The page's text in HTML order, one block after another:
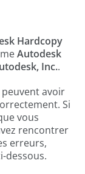
Hardcopy
Autodesk
Inc..
avoir
Si
vous
rencontrer
erreurs,
dessous.